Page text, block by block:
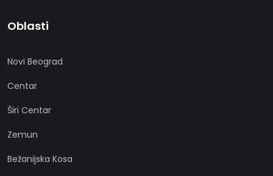
Oblasti
Novi Beograd
Centar
Širi Centar
Zemun
Bežanijska Kosa